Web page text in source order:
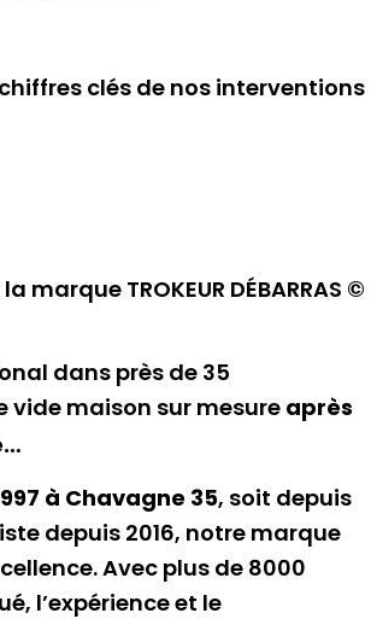
chiffres clés de nos interventions
marque TROKEUR DÉBARRAS ©
dans près de 35
vide maison sur mesure après
à Chavagne 35, soit depuis
depuis 2016, notre marque
Avec plus de 8000
l’expérience et le